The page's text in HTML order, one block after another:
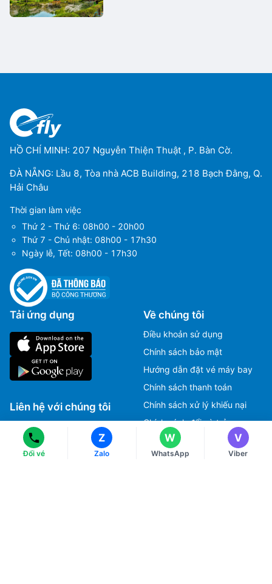
HỒ CHÍ MINH: 207 Nguyễn Thiện Thuật , P. Bàn Cờ.
ĐÀ NẴNG: Lầu 8, Tòa nhà ACB Building, 218 Bạch Đằng, Q.
Hải Châu
Thời gian làm việc
Thứ 2 - Thứ 6: 08h00 - 20h00
Thứ 7 - Chủ nhật: 08h00 - 17h30
Ngày lễ, Tết: 08h00 - 17h30
Tải ứng dụng
Liên hệ với chúng tôi
Về chúng tôi
Điều khoản sử dụng
Chính sách bảo mật
Hướng dẫn đặt vé máy bay
Chính sách thanh toán
Chính sách xử lý khiếu nại
Chính sách đổi và trả
Đổi vé
Z
Zalo
W
WhatsApp
(+84) 70 854 1213
(+84) 90 295 1213
V
Viber
Ms Hằng
(+84) 90 295 1213